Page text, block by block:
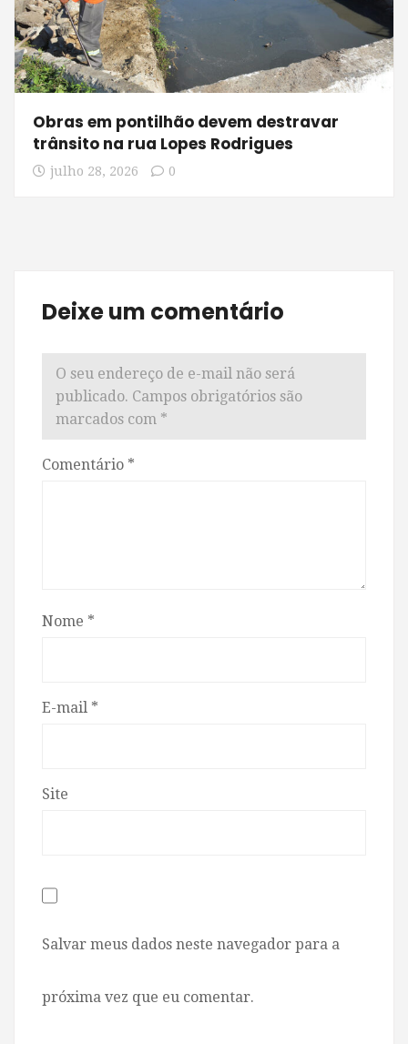
Obras em pontilhão devem destravar
trânsito na rua Lopes Rodrigues
julho 28, 2026 0
Deixe um comentário
O seu endereço de e-mail não será
publicado. Campos obrigatórios são
marcados com *
Comentário *
Nome *
E-mail *
Site
Salvar meus dados neste navegador para a
próxima vez que eu comentar.